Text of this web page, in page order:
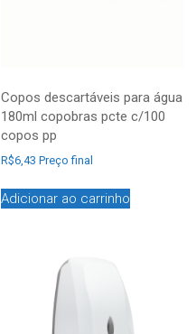
Copos descartáveis para água
180ml copobras pcte c/100
copos pp
R$6,43 Preço final
Adicionar ao carrinho